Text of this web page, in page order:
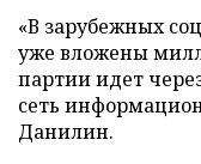
«В зарубежных
уже вложены
партии идет
сеть
Данилин.